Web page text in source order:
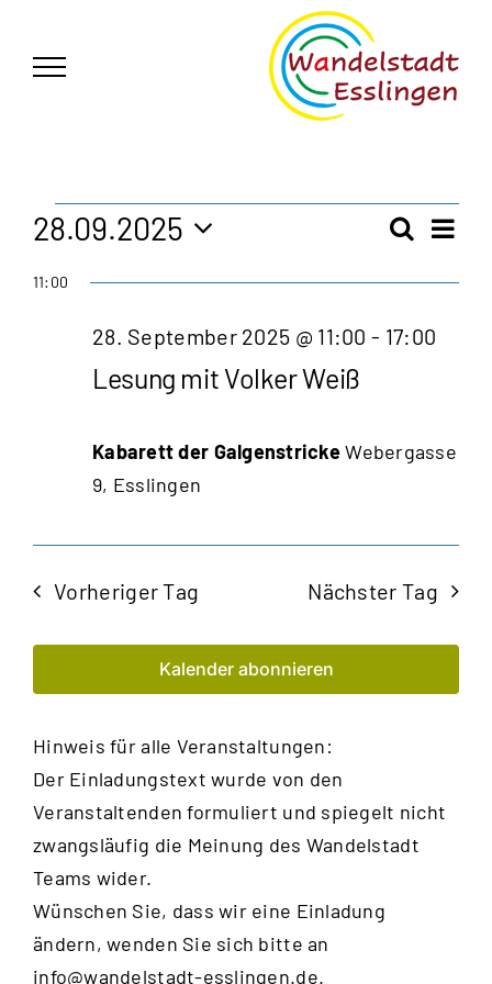
springen
Veranstaltungen
für
September
2025
und
Suche
Tag
28.09.2025
wählen.
11:00
Lesung mit Volker Weiß
28. September 2025 @ 11:00 - 17:00
Kabarett der GalgenstrickeWebergasse
9, Esslingen
Vorheriger Tag Nächster Tag
Kalender abonnieren
Hinweis für alle Veranstaltungen:
Der Einladungstext wurde von den
Veranstaltenden formuliert und spiegelt nicht
zwangsläufig die Meinung des Wandelstadt
Teams wider.
Wünschen Sie, dass wir eine Einladung
ändern, wenden Sie sich bitte an
info@wandelstadt-esslingen.de.